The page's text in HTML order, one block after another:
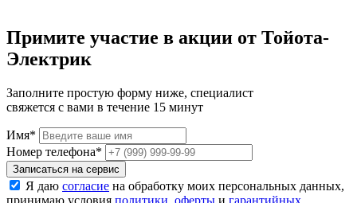
Примите участие в акции от Тойота-
Электрик
Заполните простую форму ниже, специалист
свяжется с вами в течение 15 минут
Имя*
Номер телефона*
Записаться на сервис
Я даю согласие на обработку моих персональных данных,